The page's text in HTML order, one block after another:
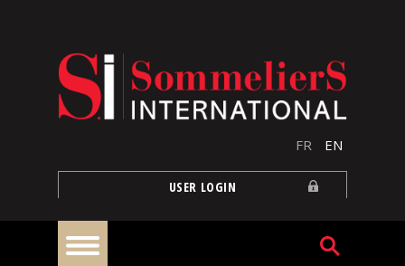
FR EN
USER LOGIN